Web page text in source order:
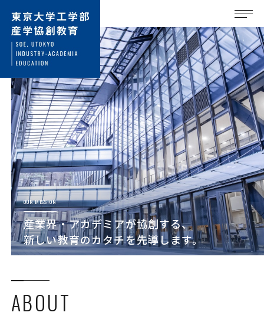
OUR MISSION
産業界・アカデミアが協創する、
新しい教育のカタチを先導します。
ABOUT